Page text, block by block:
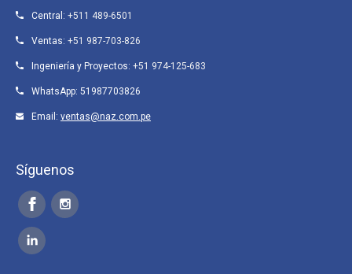
Central: +511 489-6501
Ventas: +51 987-703-826
Ingeniería y Proyectos: +51 974-125-683
WhatsApp: 51987703826
Email: ventas@naz.com.pe
Síguenos